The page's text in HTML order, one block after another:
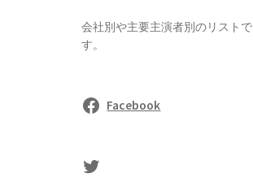
会社別や主要主演者別のリストで
す。
Facebook
sasaki's Twitter